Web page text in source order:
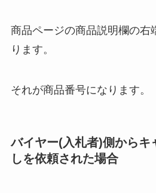
商品ページの商品説明欄の右
ります。
それが商品番号になります。
バイヤー(入札者)側からキ
しを依頼された場合